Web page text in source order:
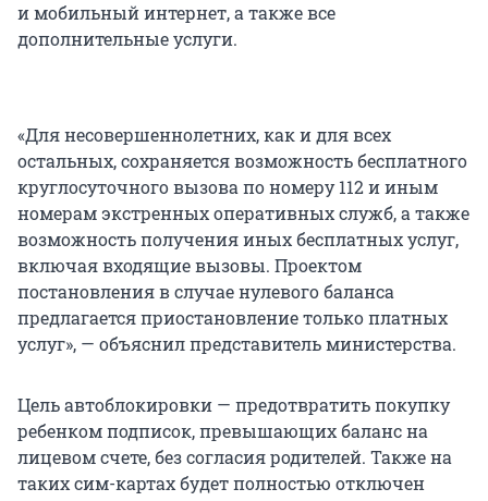
и мобильный интернет, а также все
дополнительные услуги.
«Для несовершеннолетних, как и для всех
остальных, сохраняется возможность бесплатного
круглосуточного вызова по номеру 112 и иным
номерам экстренных оперативных служб, а также
возможность получения иных бесплатных услуг,
включая входящие вызовы. Проектом
постановления в случае нулевого баланса
предлагается приостановление только платных
услуг», — объяснил представитель министерства.
Цель автоблокировки — предотвратить покупку
ребенком подписок, превышающих баланс на
лицевом счете, без согласия родителей. Также на
таких сим-картах будет полностью отключен